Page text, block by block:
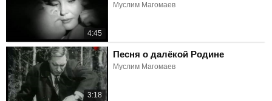
4:45
Муслим Магомаев
3:18
Песня о далёкой Родине
Муслим Магомаев